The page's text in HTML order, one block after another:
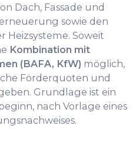
Dach, Fassade und
sowie den
Heizsysteme. Soweit
Kombination mit
(BAFA, KfW) möglich,
Förderquoten und
Grundlage ist ein
nach Vorlage eines